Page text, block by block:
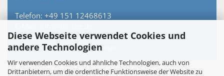
Diese Webseite verwendet Cookies und
andere Technologien
Wir verwenden Cookies und ähnliche Technologien, auch von
Drittanbietern, um die ordentliche Funktionsweise der Website zu
Telefon: +49 151 12468613
Persönlich erreichbar – keine Hotline.